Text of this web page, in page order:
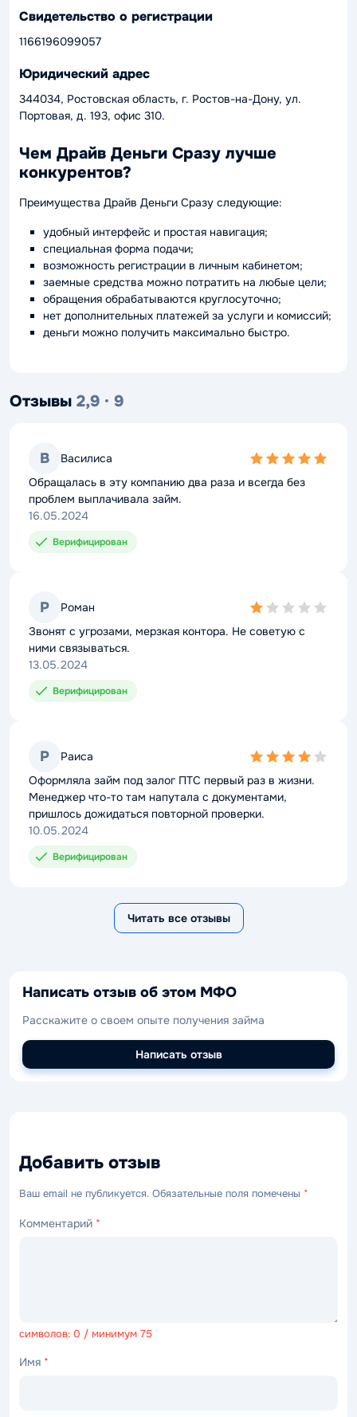
Свидетельство о регистрации
1166196099057
Юридический адрес
344034, Ростовская область, г. Ростов-на-Дону, ул.
Портовая, д. 193, офис 310.
Чем Драйв Деньги Сразу лучше
конкурентов?
Преимущества Драйв Деньги Сразу следующие:
удобный интерфейс и простая навигация;
специальная форма подачи;
возможность регистрации в личным кабинетом;
заемные средства можно потратить на любые цели;
обращения обрабатываются круглосуточно;
нет дополнительных платежей за услуги и комиссий;
деньги можно получить максимально быстро.
Отзывы 2,9 · 9
В Василиса
5,0
rating
Обращалась в эту компанию два раза и всегда без
проблем выплачивала займ.
16.05.2024
Верифицирован
Р Роман
1,0
rating
Звонят с угрозами, мерзкая контора. Не советую с
ними связываться.
13.05.2024
Верифицирован
Р Раиса
4,0
rating
Оформляла займ под залог ПТС первый раз в жизни.
Менеджер что-то там напутала с документами,
пришлось дожидаться повторной проверки.
10.05.2024
Верифицирован
Читать все отзывы
Написать отзыв об этом МФО
Расскажите о своем опыте получения займа
Написать отзыв
Добавить отзыв
Ваш email не публикуется. Обязательные поля помечены *
Комментарий *
символов: 0 / минимум 75
Имя *